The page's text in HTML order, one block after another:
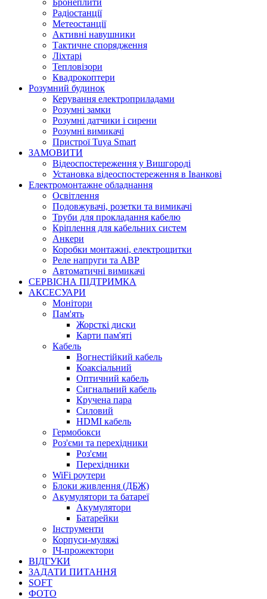
Бронеплити
Радіостанції
Метеостанції
Активні навушники
Тактичне спорядження
Ліхтарі
Тепловізори
Квадрокоптери
Розумний будинок
Керування електроприладами
Розумні замки
Розумні датчики і сирени
Розумні вимикачі
Пристрої Tuya Smart
ЗАМОВИТИ
Відеоспостереження у Вишгороді
Установка відеоспостереження в Іванкові
Електромонтажне обладнання
Освітлення
Подовжувачі, розетки та вимикачі
Труби для прокладання кабелю
Кріплення для кабельних систем
Анкери
Коробки монтажні, електрощитки
Реле напруги та АВР
Автоматичні вимикачі
СЕРВІСНА ПІДТРИМКА
АКСЕСУАРИ
Монітори
Пам'ять
Жорсткі диски
Карти пам'яті
Кабель
Вогнестійкий кабель
Коаксіальний
Оптичний кабель
Сигнальний кабель
Кручена пара
Силовий
HDMI кабель
Гермобокси
Роз'єми та перехідники
Роз'єми
Перехідники
WiFi роутери
Блоки живлення (ДБЖ)
Акумулятори та батареї
Акумулятори
Батарейки
Інструменти
Корпуси-муляжі
ІЧ-прожектори
ВІДГУКИ
ЗАДАТИ ПИТАННЯ
SOFT
ФОТО